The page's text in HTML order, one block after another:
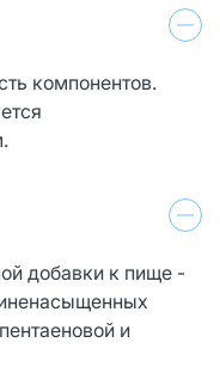
компонентов.
добавки к пище -
и